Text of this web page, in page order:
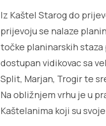
Iz Kaštel Starog do
prijevoju se nalaze
točke planinarskih staza
dostupan vidikovac sa
Split, Marjan, Trogir te
Na obližnjem vrhu je u
Kaštelanima koji su